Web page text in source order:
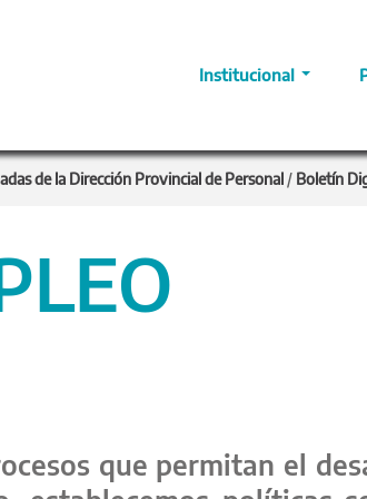
Institucional
de la Dirección Provincial de Personal / Boletín
que permitan el